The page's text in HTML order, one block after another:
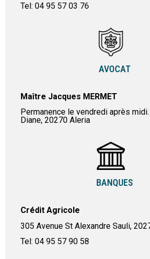
Tel: 04 95 57 03 76
AVOCAT
Maître Jacques MERMET
Permanence le vendredi après
Diane, 20270 Aleria
BANQUES
Crédit Agricole
305 Avenue St Alexandre Sauli,
Tel: 04 95 57 90 58